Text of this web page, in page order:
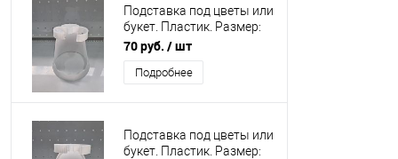
Подставка под цветы или
букет. Пластик. Размер:
высота 11 см, диаметр
основания 11 см. Вес 50
гр.
70 руб. / шт
Подробнее
Подставка под цветы или
букет. Пластик. Размер: